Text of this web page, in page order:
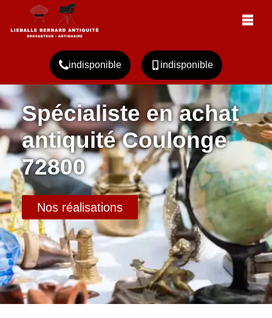
indisponible indisponible
Spécialiste en achat
antiquité Coulonge
72800
Nos réalisations